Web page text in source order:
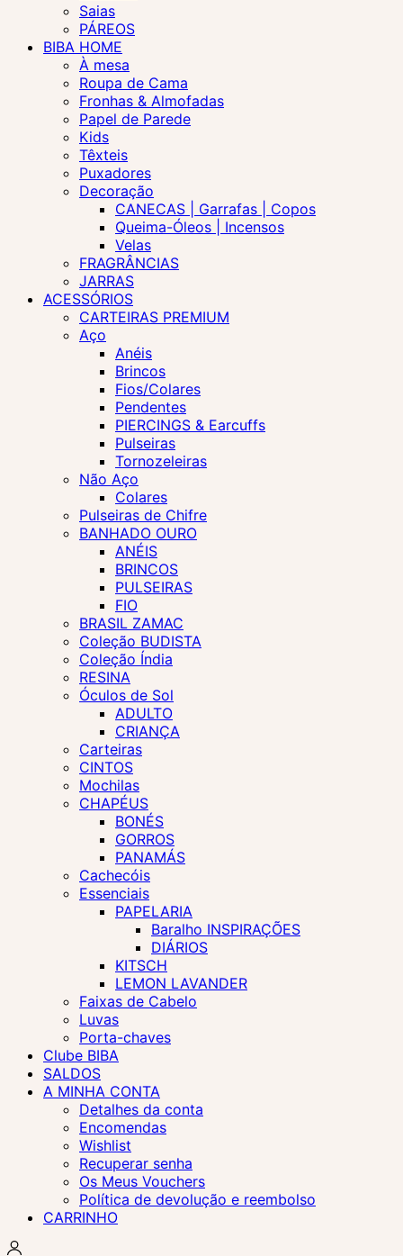
Saias
PÁREOS
BIBA HOME
À mesa
Roupa de Cama
Fronhas & Almofadas
Papel de Parede
Kids
Têxteis
Puxadores
Decoração
CANECAS | Garrafas | Copos
Queima-Óleos | Incensos
Velas
FRAGRÂNCIAS
JARRAS
ACESSÓRIOS
CARTEIRAS PREMIUM
Aço
Anéis
Brincos
Fios/Colares
Pendentes
PIERCINGS & Earcuffs
Pulseiras
Tornozeleiras
Não Aço
Colares
Pulseiras de Chifre
BANHADO OURO
ANÉIS
BRINCOS
PULSEIRAS
FIO
BRASIL ZAMAC
Coleção BUDISTA
Coleção Índia
RESINA
Óculos de Sol
ADULTO
CRIANÇA
Carteiras
CINTOS
Mochilas
CHAPÉUS
BONÉS
GORROS
PANAMÁS
Cachecóis
Essenciais
PAPELARIA
Baralho INSPIRAÇÕES
DIÁRIOS
KITSCH
LEMON LAVANDER
Faixas de Cabelo
Luvas
Porta-chaves
Clube BIBA
SALDOS
A MINHA CONTA
Detalhes da conta
Encomendas
Wishlist
Recuperar senha
Os Meus Vouchers
Política de devolução e reembolso
CARRINHO